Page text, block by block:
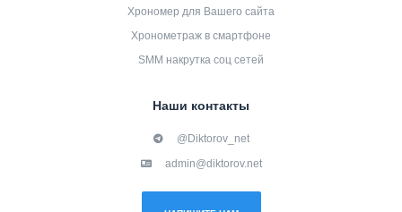
Хрономер для Вашего сайта
Хронометраж в смартфоне
SMM накрутка соц сетей
Наши контакты
@Diktorov_net
admin@diktorov.net